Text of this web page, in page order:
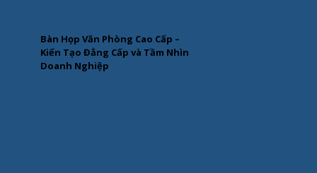
Bàn Họp Văn Phòng Cao Cấp –
Kiến Tạo Đẳng Cấp và Tầm Nhìn
Doanh Nghiệp